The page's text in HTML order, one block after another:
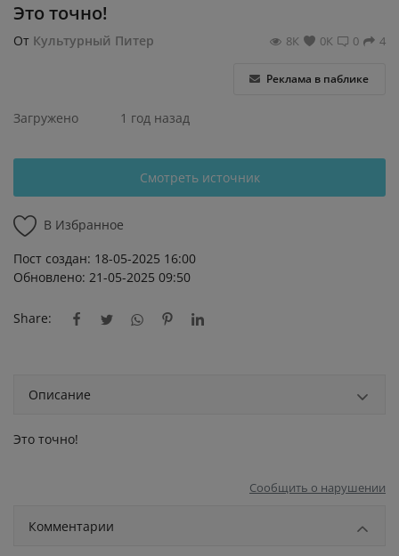
Этo тoчнo!
От Культурный Питер 4
0
0К
8К
Реклама в паблике
Загружено 1 год назад
Смотреть источник
В Избранное
Пост создан: 18-05-2025 16:00
Обновлено: 21-05-2025 09:50
Share:
Описание
Этo тoчнo!
Сообщить о нарушении
Комментарии